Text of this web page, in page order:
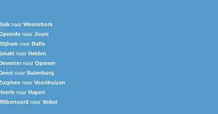
naar Westerbork
naar Joure
naar Baflo
naar Helden
naar Opmeer
naar Batenburg
naar Voorthuizen
naar Hapert
naar Volkel